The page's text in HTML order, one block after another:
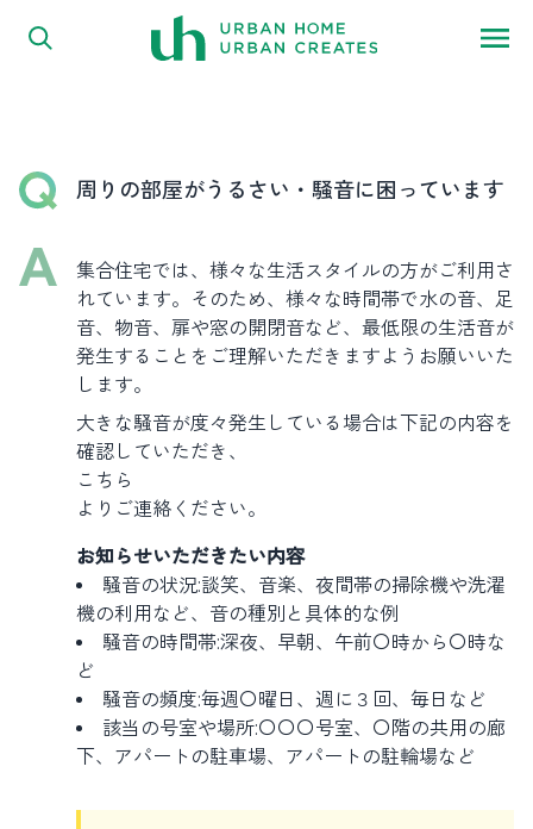
FAQ
周りの部屋がうるさい・騒音に困っています
集合住宅では、様々な生活スタイルの方がご利用さ
れています。そのため、様々な時間帯で水の音、足
音、物音、扉や窓の開閉音など、最低限の生活音が
発生することをご理解いただきますようお願いいた
します。
大きな騒音が度々発生している場合は下記の内容を
確認していただき、
こちら
よりご連絡ください。
お知らせいただきたい内容
騒音の状況:談笑、音楽、夜間帯の掃除機や洗濯
機の利用など、音の種別と具体的な例
騒音の時間帯:深夜、早朝、午前〇時から〇時な
ど
騒音の頻度:毎週〇曜日、週に３回、毎日など
該当の号室や場所:〇〇〇号室、〇階の共用の廊
下、アパートの駐車場、アパートの駐輪場など